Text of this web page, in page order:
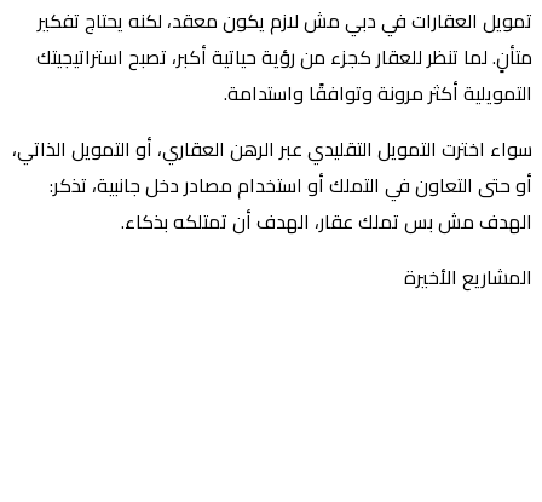
العقارات في دبي مش لازم يكون معقد، لكنه يحتاج تفكير
لما تنظر للعقار كجزء من رؤية حياتية أكبر، تصبح استراتيجيتك
أكثر مرونة وتوافقًا واستدامة.
اخترت التمويل التقليدي عبر الرهن العقاري، أو التمويل الذاتي،
حتى التعاون في التملك أو استخدام مصادر دخل جانبية، تذكر:
مش بس تملك عقار، الهدف أن تمتلكه بذكاء.
الأخيرة